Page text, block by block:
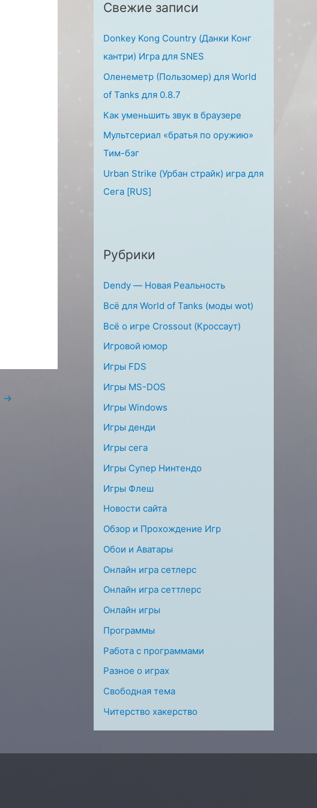
→
:Свежие записи
Donkey Kong Country (Данки Конг
кантри) Игра для SNES
Оленеметр (Пользомер) для World
of Tanks для 0.8.7
Как уменьшить звук в браузере
Мультсериал «братья по оружию»
Тим-бэг
Urban Strike (Урбан страйк) игра для
Сега [RUS]
Рубрики
Dendy — Новая Реальность
Всё для World of Tanks (моды wot)
Всё о игре Crossout (Кроссаут)
Игровой юмор
Игры FDS
Игры MS-DOS
Игры Windows
Игры денди
Игры сега
Игры Супер Нинтендо
Игры Флеш
Новости сайта
Обзор и Прохождение Игр
Обои и Аватары
Онлайн игра сетлерс
Онлайн игра сеттлерс
Онлайн игры
Программы
Работа с программами
Разное о играх
Свободная тема
Читерство хакерство